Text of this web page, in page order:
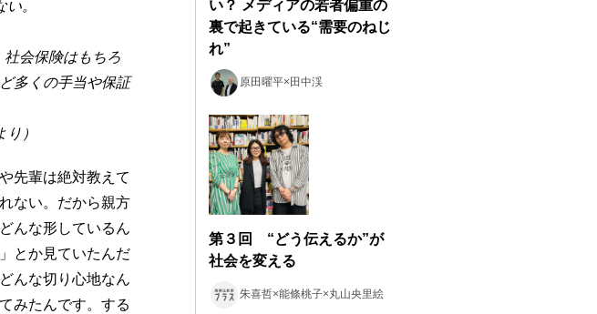
。
会保険はもちろ
多くの手当や保証
）
先輩は絶対教えて
ない。だから親方
んな形しているん
とか見ていたんだ
んな切り心地なん
みたんです。する
い？ メディアの若者偏重の
裏で起きている“需要のねじ
れ”
原田曜平×田中渓
第３回 “どう伝えるか”が
社会を変える
朱喜哲×能條桃子×丸山央里絵